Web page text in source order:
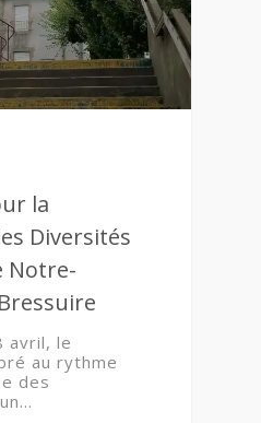
la
Diversités
Notre-
avril, le
au rythme
des